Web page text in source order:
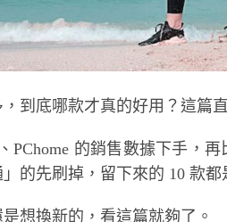
到底哪款才真的好用？這篇
PChome 的銷售數據下手，
」的先刷掉，留下來的 10 款
想換新的，看這篇就夠了。